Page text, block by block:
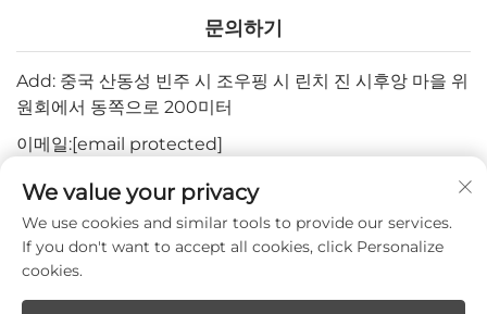
문의하기
Add: 중국 산동성 빈주 시 조우핑 시 린치 진 시후앙 마을 위
원회에서 동쪽으로 200미터
이메일:[email protected]
전화번호: +82-3180427370
전화: +86-15564344404
WhatsApp: +82-1022396668
We value your privacy
We use cookies and similar tools to provide our services.
If you don't want to accept all cookies, click Personalize
cookies.